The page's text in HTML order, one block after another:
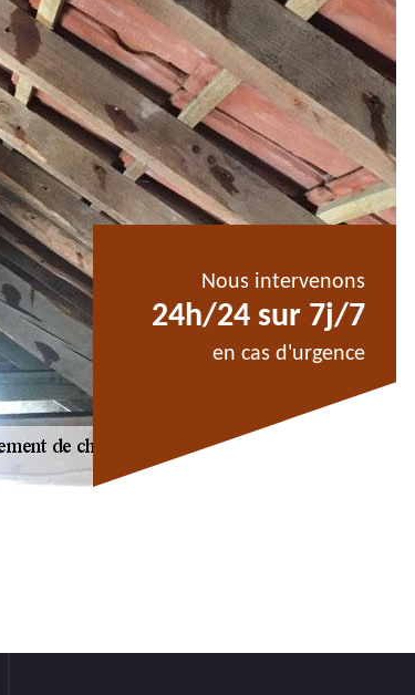
Nous intervenons
24h/24 sur 7j/7
en cas d'urgence